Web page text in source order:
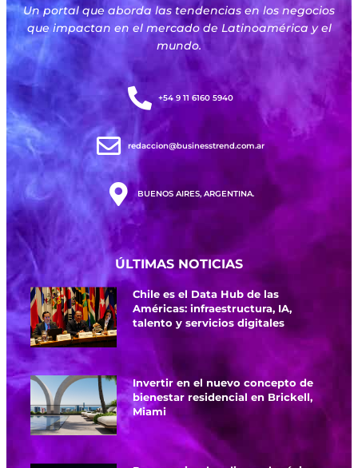
Un portal que aborda las tendencias en los negocios
que impactan en el mercado de Latinoamérica y el
mundo.
+54 9 11 6160 5940
redaccion@businesstrend.com.ar
BUENOS AIRES, ARGENTINA.
ÚLTIMAS NOTICIAS
Chile es el Data Hub de las
Américas: infraestructura, IA,
talento y servicios digitales
Invertir en el nuevo concepto de
bienestar residencial en Brickell,
Miami